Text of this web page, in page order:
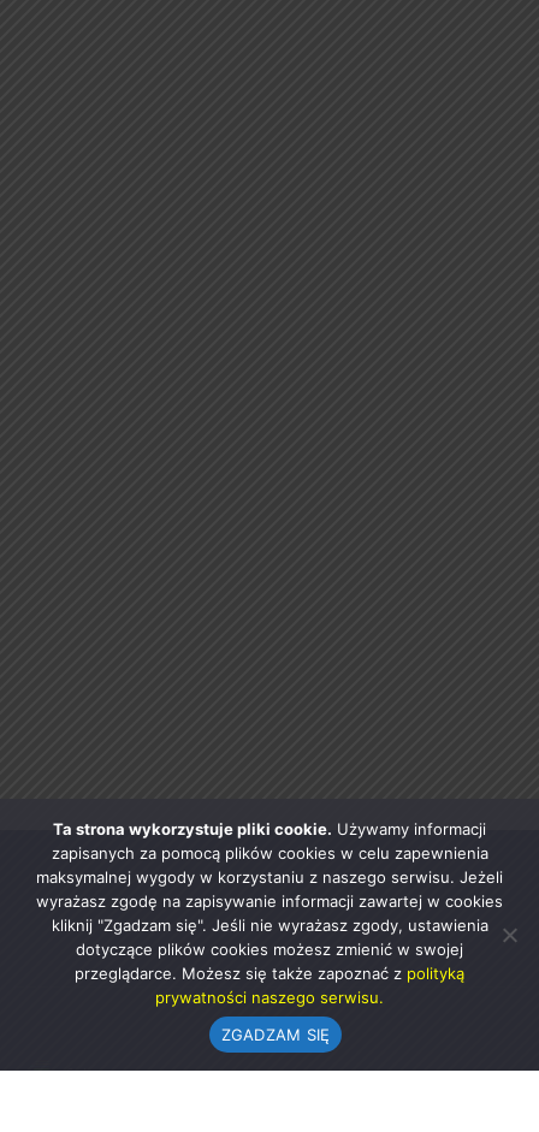
Ta strona wykorzystuje pliki cookie. Używamy informacji
zapisanych za pomocą plików cookies w celu zapewnienia
maksymalnej wygody w korzystaniu z naszego serwisu. Jeżeli
wyrażasz zgodę na zapisywanie informacji zawartej w cookies
kliknij "Zgadzam się". Jeśli nie wyrażasz zgody, ustawienia
dotyczące plików cookies możesz zmienić w swojej
przeglądarce. Możesz się także zapoznać z polityką
prywatności naszego serwisu.
ZGADZAM SIĘ